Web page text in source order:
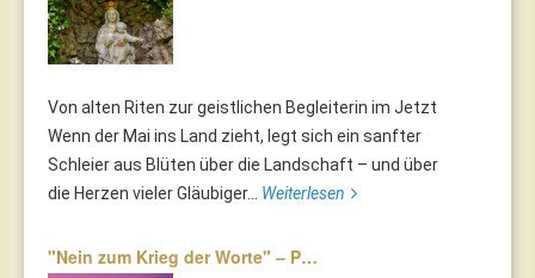
Von alten Riten zur geistlichen Begleiterin im Jetzt
Wenn der Mai ins Land zieht, legt sich ein sanfter
Schleier aus Blüten über die Landschaft – und über
die Herzen vieler Gläubiger... Weiterlesen
"Nein zum Krieg der Worte" – P…